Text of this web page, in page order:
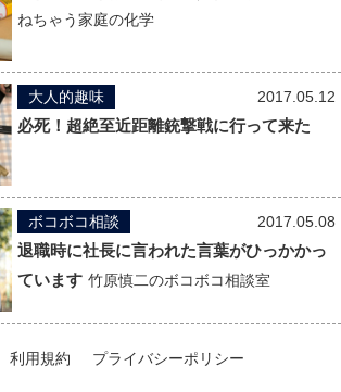
ねちゃう家庭の化学
2017.05.12
大人的趣味
必死！超絶至近距離銃撃戦に行って来た
2017.05.08
ボコボコ相談
退職時に社長に言われた言葉がひっかかっ
ています 竹原慎二のボコボコ相談室
利用規約
プライバシーポリシー